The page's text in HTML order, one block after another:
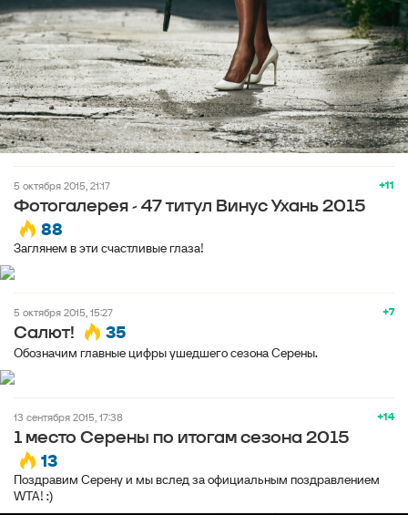
+11
5 октября 2015, 21:17
Фотогалерея - 47 титул Винус Ухань 2015
88
Заглянем в эти счастливые глаза!
+7
5 октября 2015, 15:27
Салют! 35
Обозначим главные цифры ушедшего сезона Серены.
+14
13 сентября 2015, 17:38
1 место Серены по итогам сезона 2015
13
Поздравим Серену и мы вслед за официальным поздравлением
WTA! :)